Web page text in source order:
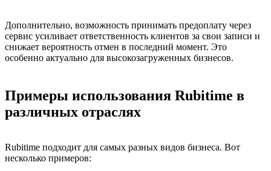
Дополнительно, возможность принимать предоплату через
сервис усиливает ответственность клиентов за свои записи и
снижает вероятность отмен в последний момент. Это
особенно актуально для высокозагруженных бизнесов.
Примеры использования Rubitime в
различных отраслях
Rubitime подходит для самых разных видов бизнеса. Вот
несколько примеров: